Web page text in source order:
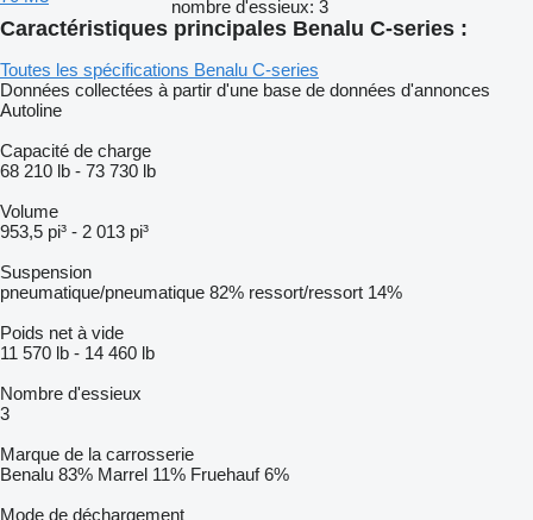
nombre d'essieux: 3
Caractéristiques principales Benalu C-series :
Toutes les spécifications Benalu C-series
Données collectées à partir d'une base de données d'annonces
Autoline
Capacité de charge
68 210 lb - 73 730 lb
Volume
953,5 pi³ - 2 013 pi³
Suspension
pneumatique/pneumatique 82% ressort/ressort 14%
Poids net à vide
11 570 lb - 14 460 lb
Nombre d'essieux
3
Marque de la carrosserie
Benalu 83% Marrel 11% Fruehauf 6%
Mode de déchargement